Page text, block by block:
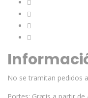
No se tramitan pedidos